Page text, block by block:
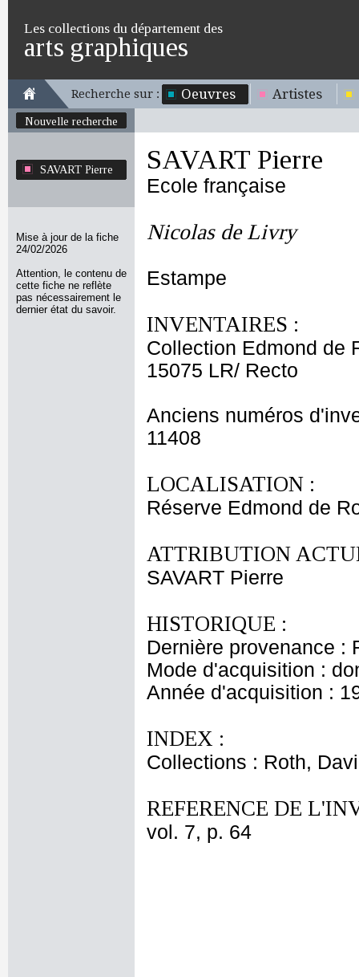
Les collections du département des
arts graphiques
Recherche sur : Oeuvres Artistes
Nouvelle recherche
SAVART Pierre
Mise à jour de la fiche
24/02/2026
Attention, le contenu de
cette fiche ne reflète
pas nécessairement le
dernier état du savoir.
SAVART Pierre
Ecole française
Nicolas de Livry
Estampe
INVENTAIRES :
Collection Edmond de
15075 LR/ Recto
Anciens numéros
11408
LOCALISATION :
Réserve Edmond de
ATTRIBUTION
SAVART Pierre
HISTORIQUE :
Dernière provenance :
Mode d'acquisition :
Année d'acquisition :
INDEX :
Collections : Roth,
REFERENCE DE
vol. 7, p. 64